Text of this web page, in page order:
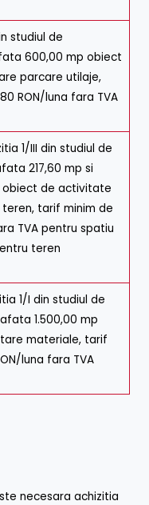
studiul de
600,00 mp obiect
parcare utilaje,
RON/luna fara TVA
1/III din studiul de
217,60 mp si
obiect de activitate
tarif minim de
TVA pentru spatiu
teren
1/I din studiul de
1.500,00 mp
materiale, tarif
luna fara TVA
necesara achizitia